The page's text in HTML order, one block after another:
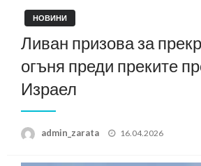
НОВИНИ
Ливан призова за
огъня преди преките
Израел
admin_zarata
Posted
16.04.2026